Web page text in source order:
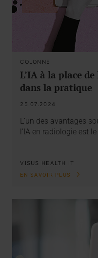
COLONNE
L’IA à la place
dans la pratique
25.07.2024
L’un des avantages
l’IA en radiologie est le
VISUS HEALTH IT
EN SAVOIR PLUS